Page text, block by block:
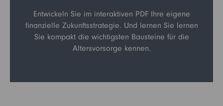
Entwickeln Sie im interaktiven PDF Ihre eigene
finanzielle Zukunftsstrategie. Und lernen Sie lernen
Sie kompakt die wichtigsten Bausteine für die
Altersvorsorge kennen.